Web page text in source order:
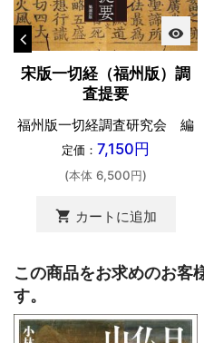
visibility
宋版一切経（福州版）調
査提要
福州版一切経調査研究会 編
定価： 7,150円
(本体 6,500円)
shopping_cart カートに追加
この商品をお求めのお客
す。